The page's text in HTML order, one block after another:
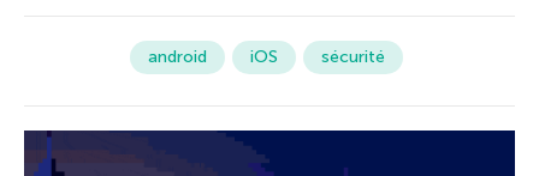
android iOS sécurité